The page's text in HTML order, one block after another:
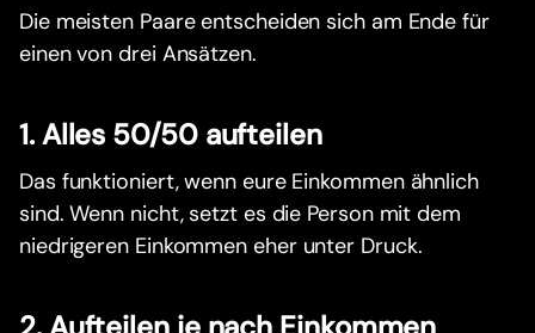
Die meisten Paare entscheiden sich am Ende für
einen von drei Ansätzen.
1. Alles 50/50 aufteilen
Das funktioniert, wenn eure Einkommen ähnlich
sind. Wenn nicht, setzt es die Person mit dem
niedrigeren Einkommen eher unter Druck.